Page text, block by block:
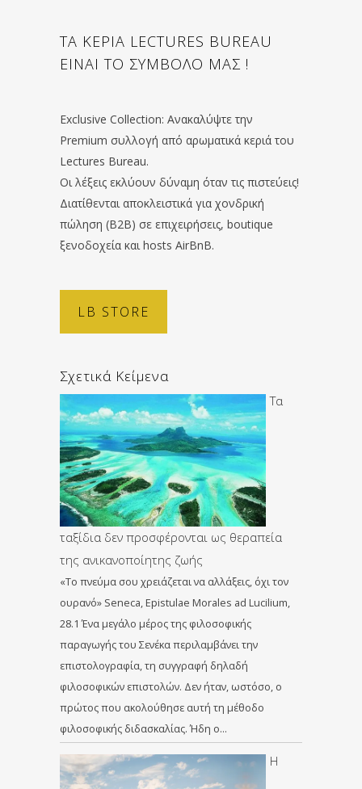
ΤΑ ΚΕΡΙΑ LECTURES BUREAU
ΕΙΝΑΙ ΤΟ ΣΥΜΒΟΛΟ ΜΑΣ !
Exclusive Collection: Ανακαλύψτε την
Premium συλλογή από αρωματικά κεριά του
Lectures Bureau.
Οι λέξεις εκλύουν δύναμη όταν τις πιστεύεις!
Διατίθενται αποκλειστικά για χονδρική
πώληση (B2B) σε επιχειρήσεις, boutique
ξενοδοχεία και hosts AirBnB.
LB STORE
Σχετικά Κείμενα
Τα
ταξίδια δεν προσφέρονται ως θεραπεία
της ανικανοποίητης ζωής
«Το πνεύμα σου χρειάζεται να αλλάξεις, όχι τον
ουρανό» Seneca, Epistulae Morales ad Lucilium,
28.1 Ένα μεγάλο μέρος της φιλοσοφικής
παραγωγής του Σενέκα περιλαμβάνει την
επιστολογραφία, τη συγγραφή δηλαδή
φιλοσοφικών επιστολών. Δεν ήταν, ωστόσο, ο
πρώτος που ακολούθησε αυτή τη μέθοδο
φιλοσοφικής διδασκαλίας. Ήδη ο…
Η